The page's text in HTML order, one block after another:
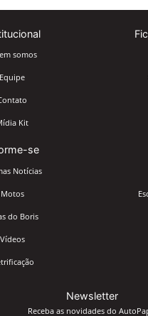
somos
Equipe
Kit
se
Notícias
Motos
do Boris
Vídeos
Newsletter
Receba as novidades do